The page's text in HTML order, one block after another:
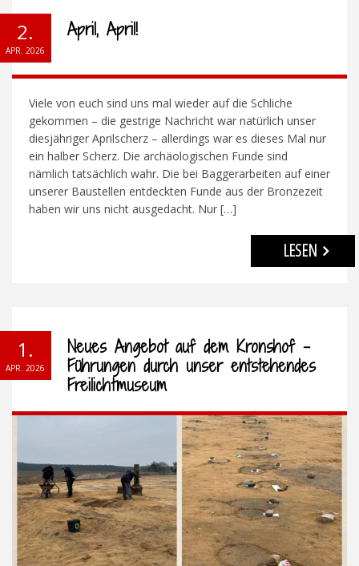
2.
APR. 2026
April, April!
Viele von euch sind uns mal wieder auf die Schliche
gekommen – die gestrige Nachricht war natürlich unser
diesjähriger Aprilscherz – allerdings war es dieses Mal nur
ein halber Scherz. Die archäologischen Funde sind
nämlich tatsächlich wahr. Die bei Baggerarbeiten auf einer
unserer Baustellen entdeckten Funde aus der Bronzezeit
haben wir uns nicht ausgedacht. Nur […]
LESEN
1.
APR. 2026
Neues Angebot auf dem Kronshof –
Führungen durch unser entstehendes
Freilichtmuseum